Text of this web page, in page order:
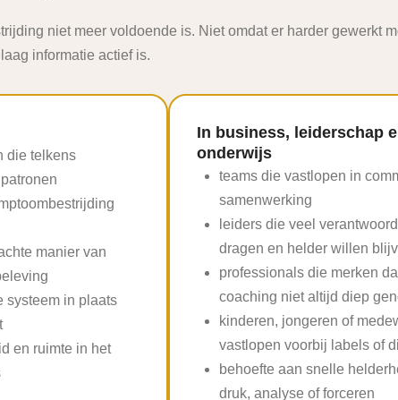
niet meer voldoende is. Niet omdat er harder gewerkt
informatie actief is.
die telkens
manier van
systeem in plaats
en ruimte in het
In business, leiderschap
onderwijs
teams die vastlopen in
samenwerking
leiders die veel
dragen en helder willen
professionals die merken
coaching niet altijd diep
kinderen, jongeren of
vastlopen voorbij labels of
behoefte aan snelle
druk, analyse of forceren